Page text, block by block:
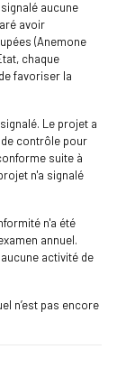
aucune
avoir
(Anemone
chaque
favoriser la
Le projet a
contrôle pour
suite à
n'a signalé
n'a été
annuel.
activité de
n’est pas encore